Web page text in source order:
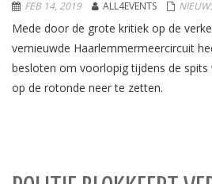
FEB 14, 2019 ALL4EVENTS
Mede door de grote kritiek op de
vernieuwde Haarlemmermeercircuit
besloten om voorlopig tijdens de spits
op de rotonde neer te zetten.